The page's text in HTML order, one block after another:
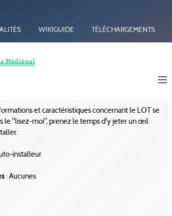
WIKIGUIDE TÉLÉCHARGEMENTS
Médiéval
et caractéristiques concernant le LOT se
le "lisez-moi", prenez le temps d'y jeter un œil
installeur
: Aucunes